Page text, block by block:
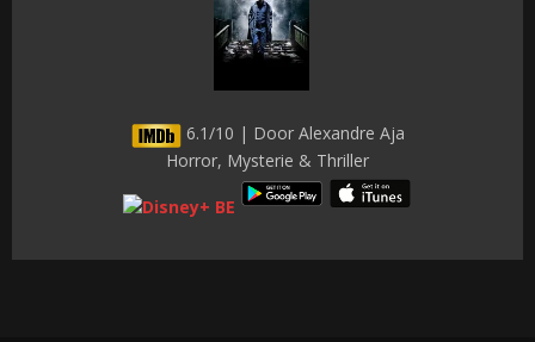
6.1/10 | Door Alexandre Aja
Horror, Mysterie & Thriller